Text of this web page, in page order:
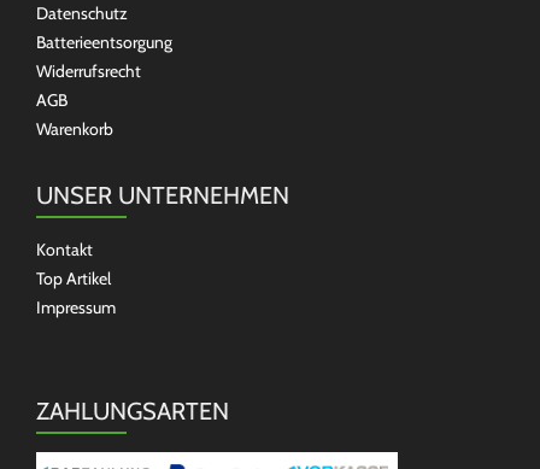
Datenschutz
Batterieentsorgung
Widerrufsrecht
AGB
Warenkorb
UNSER UNTERNEHMEN
Kontakt
Top Artikel
Impressum
ZAHLUNGSARTEN